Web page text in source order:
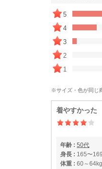
5
4
3
2
1
※サイズ・色が同じ
着やすかった
年齢 : 50代
身長 : 165〜
体重 : 60～64kg